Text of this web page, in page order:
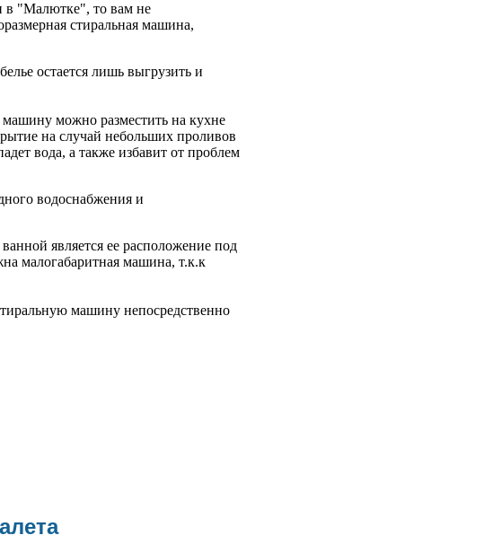
в "Малютке", то вам не
стиральная машина,
остается лишь выгрузить и
можно разместить на кухне
на случай небольших проливов
вода, а также избавит от проблем
водоснабжения и
является ее расположение под
малогабаритная машина, т.к.к
машину непосредственно